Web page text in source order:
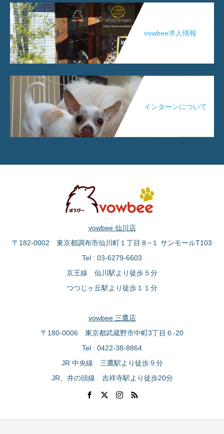
vowbee求人情報
インターンについて
vowbee 仙川店
〒182-0002 東京都調布市仙川町１丁目８−１ サンモールT103
Tel : 03-6279-6603
京王線 仙川駅より徒歩５分
つつじヶ丘駅より徒歩１１分
vowbee 三鷹店
〒180-0006 東京都武蔵野市中町3丁目６-20
Tel : 0422-38-8864
JR 中央線 三鷹駅より徒歩９分
JR、井の頭線 吉祥寺駅より徒歩20分